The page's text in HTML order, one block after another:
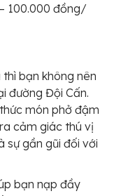
100.000 đồng/
bạn không nên
đường Đội Cấn.
món phở đậm
cảm giác thú vị
sự gần gũi đối với
bạn nạp đầy